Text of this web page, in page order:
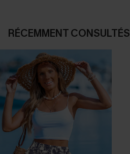
RÉCEMMENT CONSULTÉS